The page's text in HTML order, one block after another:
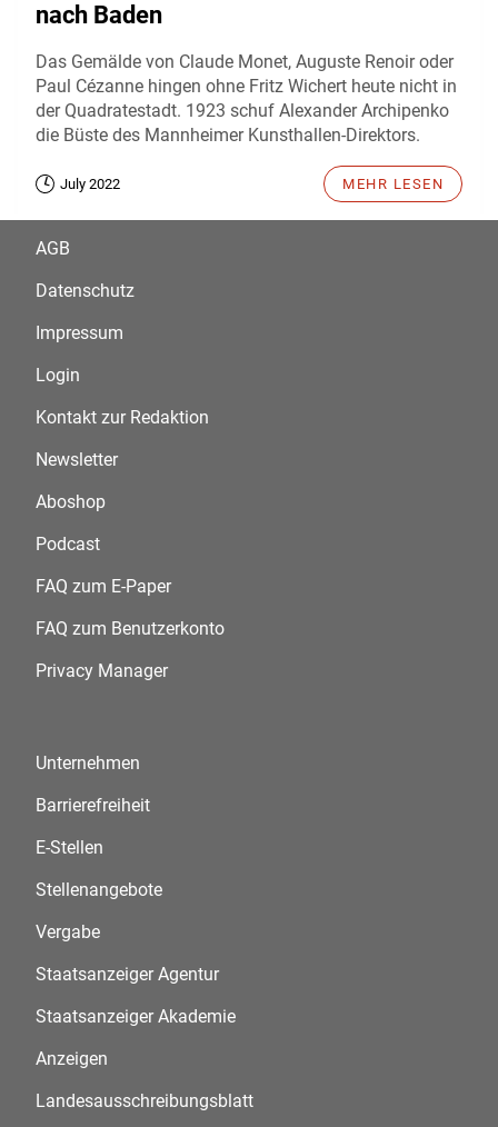
nach Baden
Das Gemälde von Claude Monet, Auguste Renoir oder
Paul Cézanne hingen ohne Fritz Wichert heute nicht in
der Quadratestadt. 1923 schuf Alexander Archipenko
die Büste des Mannheimer Kunsthallen-Direktors.
July 2022 MEHR LESEN
AGB
Datenschutz
Impressum
Login
Kontakt zur Redaktion
Newsletter
Aboshop
Podcast
FAQ zum E-Paper
FAQ zum Benutzerkonto
Privacy Manager
Unternehmen
Barrierefreiheit
E-Stellen
Stellenangebote
Vergabe
Staatsanzeiger Agentur
Staatsanzeiger Akademie
Anzeigen
Landesausschreibungsblatt